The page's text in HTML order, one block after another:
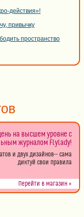
действия»!
привычку
пространство
на высшем уровне с
журналом Flylady!
и двух дизайнов-- сама
диктуй свои правила
Перейти в магазин »